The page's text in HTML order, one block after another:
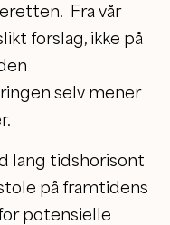
Fra vår
forslag, ikke på
selv mener
lang tidshorisont
på framtidens
potensielle